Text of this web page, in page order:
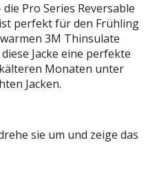
Pro Series Reversable
perfekt für den Frühling
3M Thinsulate
Jacke eine perfekte
Monaten unter
Jacken.
sie um und zeige das